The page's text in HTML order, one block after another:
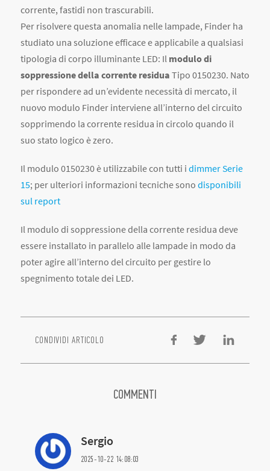
corrente, fastidi non trascurabili.
Per risolvere questa anomalia nelle lampade, Finder ha
studiato una soluzione efficace e applicabile a qualsiasi
tipologia di corpo illuminante LED: Il modulo di
soppressione della corrente residua Tipo 0150230. Nato
per rispondere ad un’evidente necessità di mercato, il
nuovo modulo Finder interviene all’interno del circuito
sopprimendo la corrente residua in circolo quando il
suo stato logico è zero.
Il modulo 0150230 è utilizzabile con tutti i dimmer Serie
15; per ulteriori informazioni tecniche sono disponibili
sul report
Il modulo di soppressione della corrente residua deve
essere installato in parallelo alle lampade in modo da
poter agire all’interno del circuito per gestire lo
spegnimento totale dei LED.
CONDIVIDI ARTICOLO
COMMENTI
Sergio
2025-10-22 14:08:03